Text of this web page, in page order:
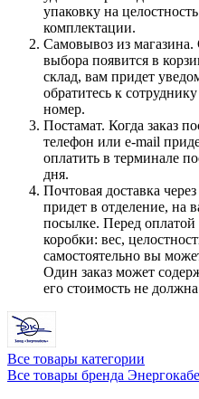
упаковку на
комплектации.
Самовывоз из
выбора появится в
склад, вам придет
обратитесь к
номер.
Постамат. Когда заказ
телефон или e-mail
оплатить в терминале
дня.
Почтовая доставка
придет в отделение, на
посылке. Перед
коробки: вес,
самостоятельно вы
Один заказ может
его стоимость не
Все товары категории
Все товары бренда